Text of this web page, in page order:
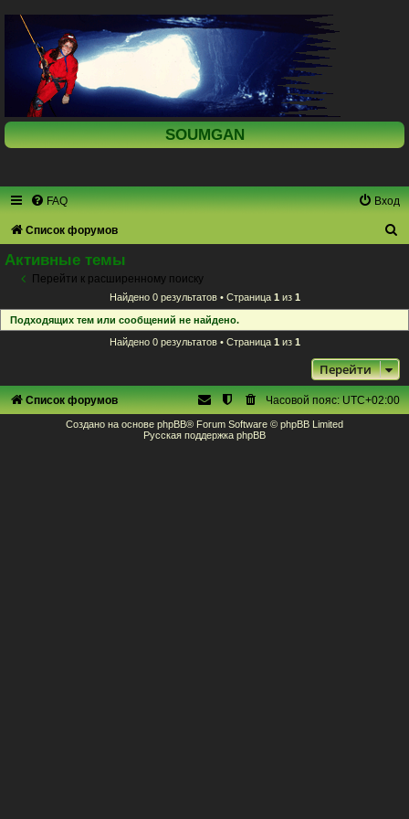
SOUMGAN
FAQ Вход
Список форумов
Активные темы
Перейти к расширенному поиску
Найдено 0 результатов • Страница 1 из 1
Подходящих тем или сообщений не найдено.
Найдено 0 результатов • Страница 1 из 1
Перейти
Список форумов Часовой пояс:UTC+02:00
Создано на основе phpBB® Forum Software © phpBB Limited
Русская поддержка phpBB